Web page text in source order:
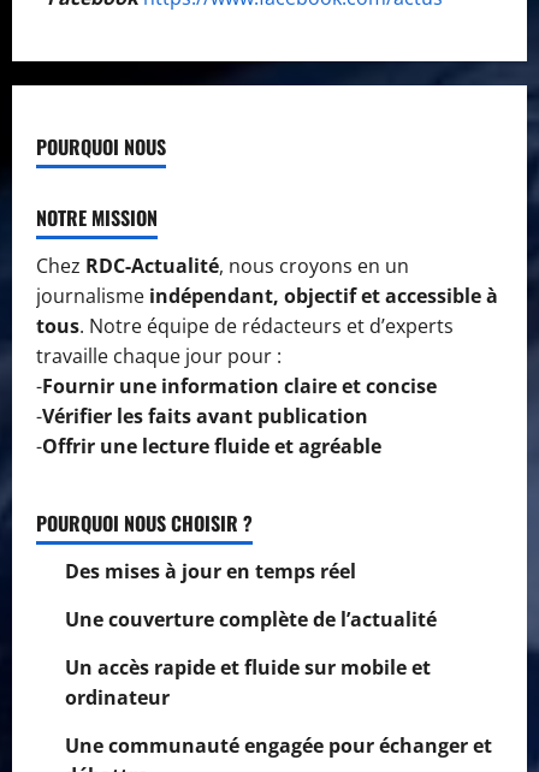
POURQUOI NOUS
NOTRE MISSION
Chez RDC-Actualité, nous croyons en un
journalisme indépendant, objectif et accessible à
tous. Notre équipe de rédacteurs et d’experts
travaille chaque jour pour :
-Fournir une information claire et concise
-Vérifier les faits avant publication
-Offrir une lecture fluide et agréable
POURQUOI NOUS CHOISIR ?
Des mises à jour en temps réel
Une couverture complète de l’actualité
Un accès rapide et fluide sur mobile et
ordinateur
Une communauté engagée pour échanger et